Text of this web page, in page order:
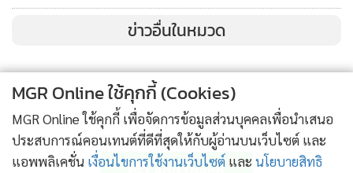
ข่าวอื่นในหมวด
ติดตามข่าวสารผ่านทาง LINE
MGR Online ใช้คุกกี้ (Cookies)
MGR Online ใช้คุกกี้ เพื่อจัดการข้อมูลส่วนบุคคลเพื่อนำเสนอ
ประสบการณ์คอนเทนต์ที่ดีที่สุดให้กับผู้อ่านบนเว็บไซต์ และ
แอพพลิเคชั่น เงื่อนไขการใช้งานเว็บไซต์ และ นโยบายสิทธิ